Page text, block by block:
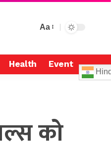
Aa
Health Event
को